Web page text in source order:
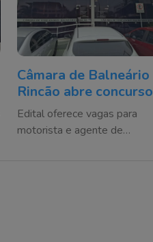
Câmara de Balneário
Rincão abre concurso
público com inscrições
a partir de agosto
Edital oferece vagas para
motorista e agente de